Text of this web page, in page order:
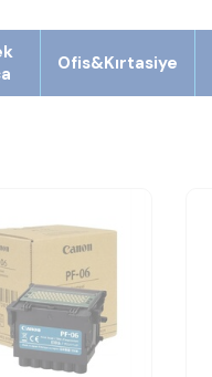
Ofis&Kırtasiye